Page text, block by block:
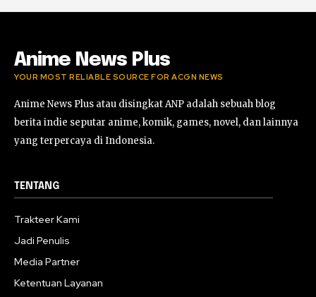
Edwar, Ceritanya Bakal Beda?
Anime News Plus
YOUR MOST RELIABLE SOURCE FOR ACGN NEWS
Anime News Plus atau disingkat ANP adalah sebuah blog
berita indie seputar anime, komik, games, novel, dan lainnya
yang terpercaya di Indonesia.
TENTANG
Trakteer Kami
Jadi Penulis
Media Partner
Ketentuan Layanan